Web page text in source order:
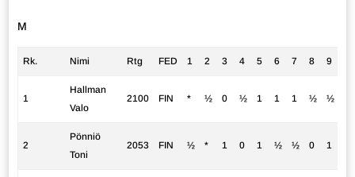
M
Rk. Nimi Rtg FED 1 2 3 4 5 6 7 8 9
1
Hallman
Valo
2100 FIN * ½ 0 ½ 1 1 1 ½ ½
2
Pönniö
Toni
2053 FIN ½ * 1 0 1 ½ ½ 0 1